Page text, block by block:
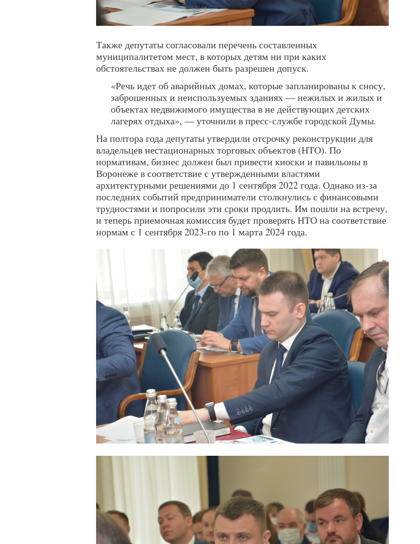
Также депутаты согласовали перечень составленных
муниципалитетом мест, в которых детям ни при каких
обстоятельствах не должен быть разрешен допуск.
«Речь идет об аварийных домах, которые запланированы к сносу,
заброшенных и неиспользуемых зданиях — нежилых и жилых и
объектах недвижимого имущества в не действующих детских
лагерях отдыха», — уточнили в пресс-службе городской Думы.
На полтора года депутаты утвердили отсрочку реконструкции для
владельцев нестационарных торговых объектов (НТО). По
нормативам, бизнес должен был привести киоски и павильоны в
Воронеже в соответствие с утвержденными властями
архитектурными решениями до 1 сентября 2022 года. Однако из-за
последних событий предприниматели столкнулись с финансовыми
трудностями и попросили эти сроки продлить. Им пошли на встречу,
и теперь приемочная комиссия будет проверять НТО на соответствие
нормам с 1 сентября 2023-го по 1 марта 2024 года.